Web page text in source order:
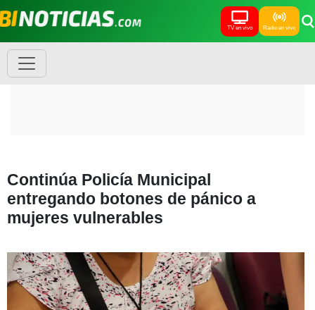
TV en vivo Radio en vivo
Continúa Policía Municipal
entregando botones de pánico a
mujeres vulnerables